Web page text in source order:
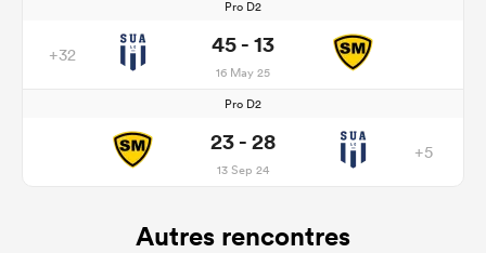
Pro D2
+32 45 - 13
16 May 25
Pro D2
23 - 28
13 Sep 24
+5
Autres rencontres